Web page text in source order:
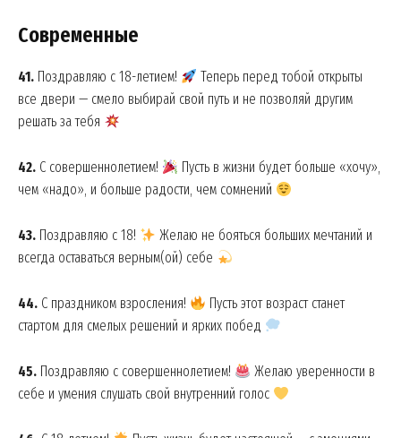
Современные
41. Поздравляю с 18-летием!
Теперь перед тобой открыты
все двери — смело выбирай свой путь и не позволяй другим
решать за тебя
42. С совершеннолетием!
Пусть в жизни будет больше «хочу»,
чем «надо», и больше радости, чем сомнений
43. Поздравляю с 18!
Желаю не бояться больших мечтаний и
всегда оставаться верным(ой) себе
44. С праздником взросления!
Пусть этот возраст станет
стартом для смелых решений и ярких побед
45. Поздравляю с совершеннолетием!
Желаю уверенности в
себе и умения слушать свой внутренний голос